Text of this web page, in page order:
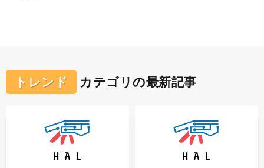
トレンド カテゴリの最新記事